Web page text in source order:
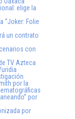
elige la
“Joker: Folie
un contrato
con
TV Azteca
por la
por
por